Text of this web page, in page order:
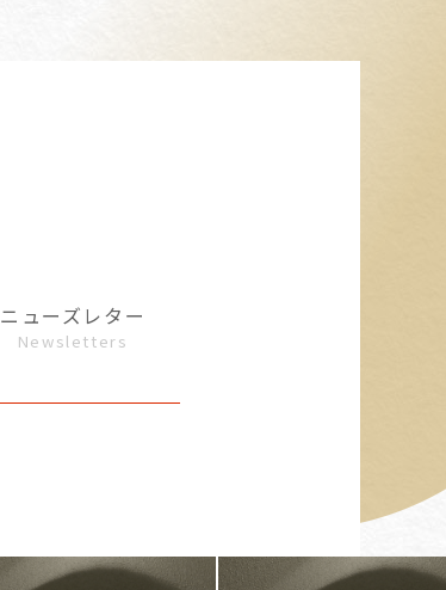
ニューズレター
Newsletters